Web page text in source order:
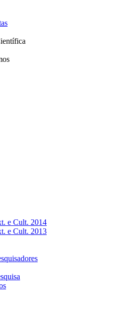
e Cult. 2014
e Cult. 2013